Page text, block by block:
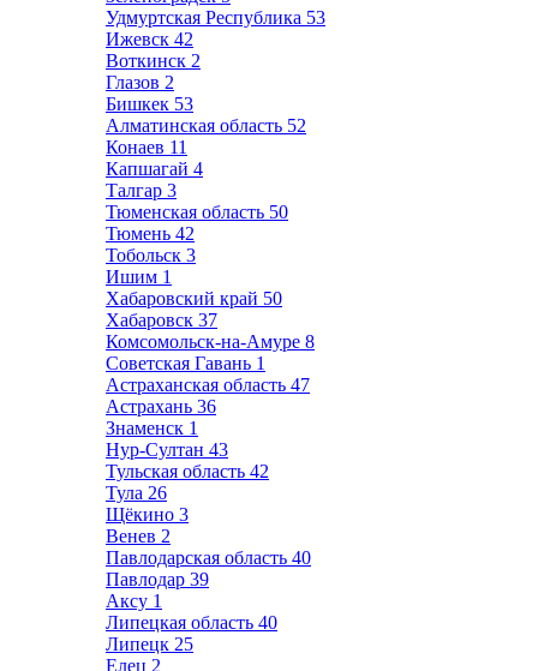
Удмуртская Республика 53
Ижевск 42
Воткинск 2
Глазов 2
Бишкек 53
Алматинская область 52
Конаев 11
Капшагай 4
Талгар 3
Тюменская область 50
Тюмень 42
Тобольск 3
Ишим 1
Хабаровский край 50
Хабаровск 37
Комсомольск-на-Амуре 8
Советская Гавань 1
Астраханская область 47
Астрахань 36
Знаменск 1
Нур-Султан 43
Тульская область 42
Тула 26
Щёкино 3
Венев 2
Павлодарская область 40
Павлодар 39
Аксу 1
Липецкая область 40
Липецк 25
Елец 2